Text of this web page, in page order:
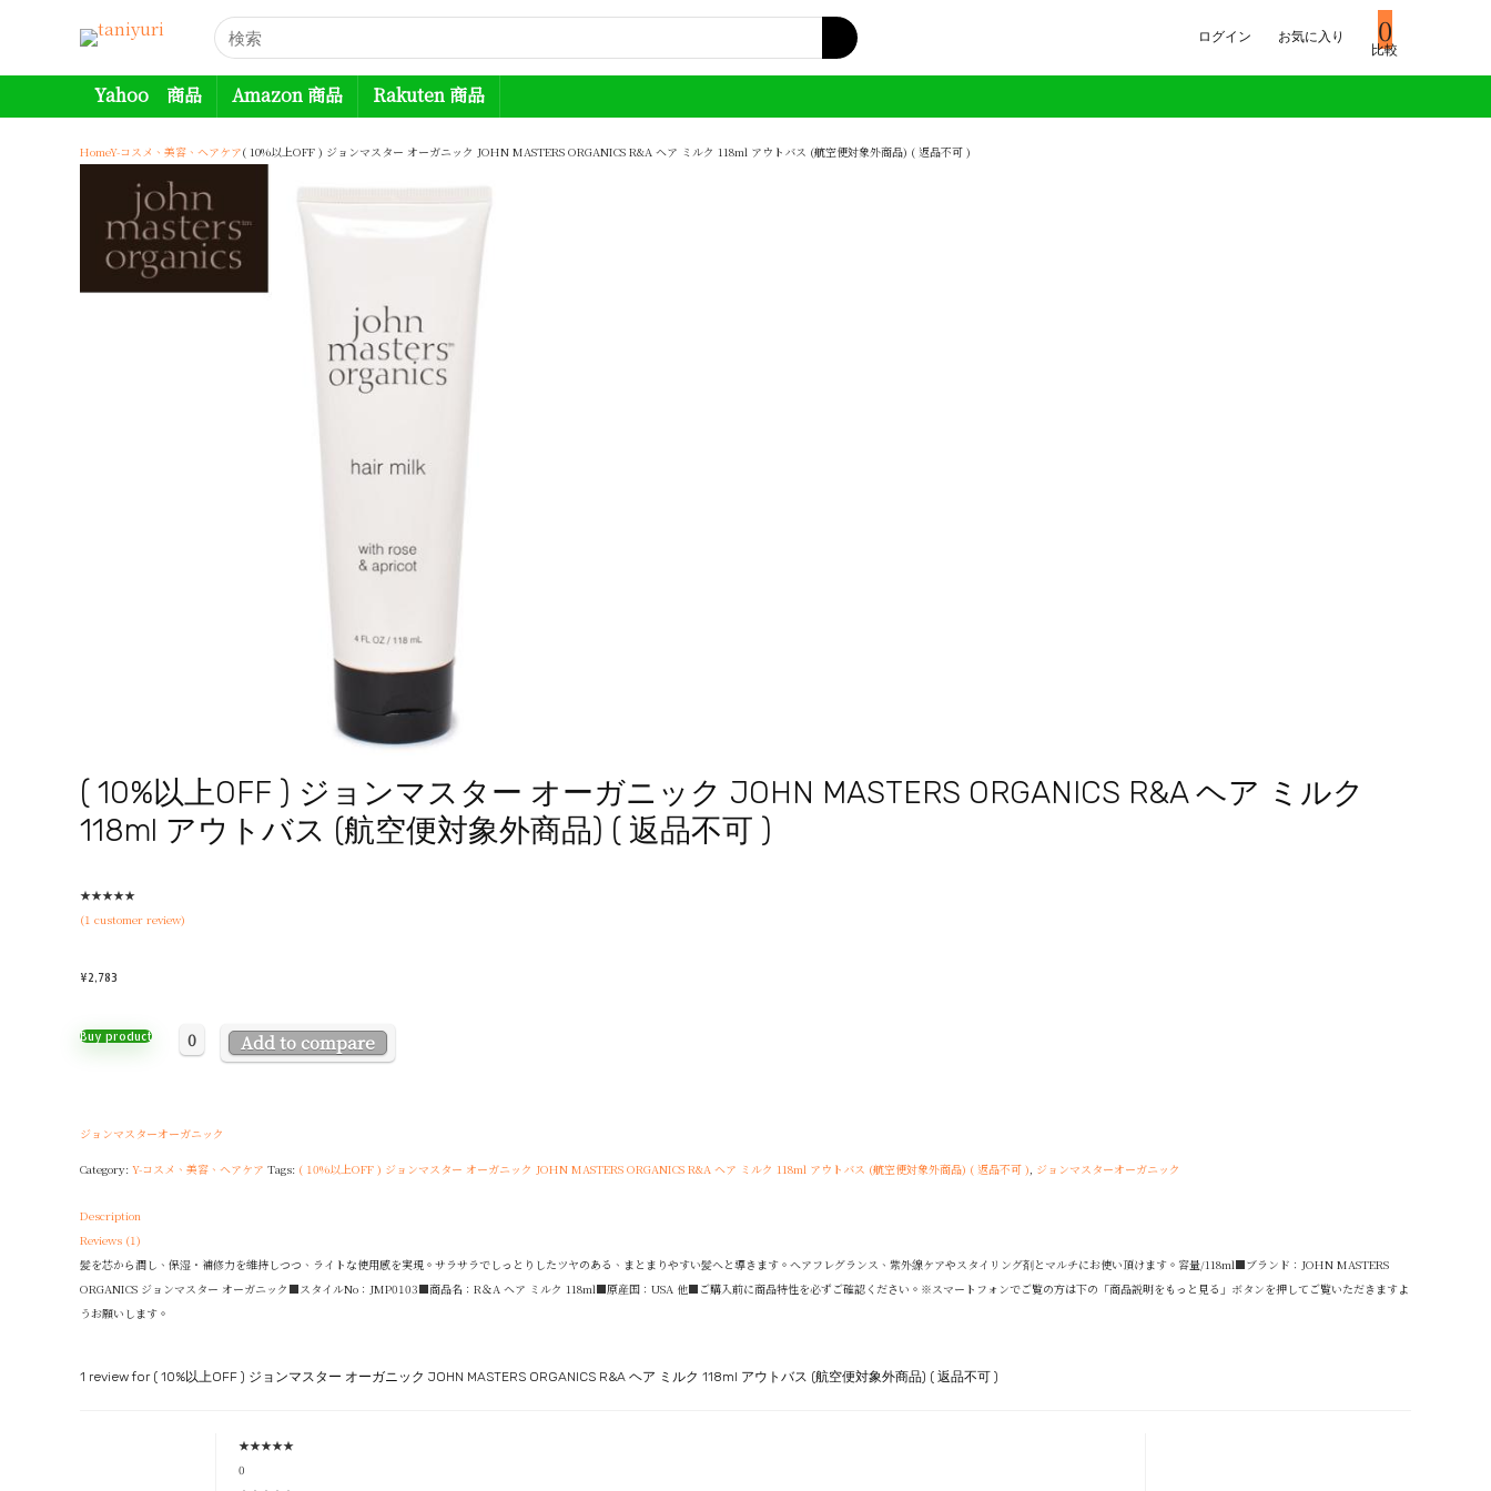
ログイン お気に入り 0
比較
Yahoo 商品 Amazon 商品 Rakuten 商品
HomeY-コスメ、美容、ヘアケア( 10%以上OFF ) ジョンマスター オーガニック JOHN MASTERS ORGANICS R&A ヘア ミルク 118ml アウトバス (航空便対象外商品) ( 返品不可 )
( 10%以上OFF ) ジョンマスター オーガニック JOHN MASTERS ORGANICS R&A ヘア ミルク
118ml アウトバス (航空便対象外商品) ( 返品不可 )
★★★★★
(1 customer review)
¥2,783
Buy product 0 Add to compare
ジョンマスターオーガニック
Category: Y-コスメ、美容、ヘアケア Tags: ( 10%以上OFF ) ジョンマスター オーガニック JOHN MASTERS ORGANICS R&A ヘア ミルク 118ml アウトバス (航空便対象外商品) ( 返品不可 ), ジョンマスターオーガニック
Description
Reviews (1)
髪を芯から潤し、保湿・補修力を維持しつつ、ライトな使用感を実現。サラサラでしっとりしたツヤのある、まとまりやすい髪へと導きます。へアフレグランス、紫外線ケアやスタイリング剤とマルチにお使い頂けます。容量/118ml■ブランド：JOHN MASTERS
ORGANICS ジョンマスター オーガニック■スタイルNo：JMP0103■商品名：R＆A ヘア ミルク 118ml■原産国：USA 他■ご購入前に商品特性を必ずご確認ください。※スマートフォンでご覧の方は下の「商品説明をもっと見る」ボタンを押してご覧いただきますよ
うお願いします。
1 review for ( 10%以上OFF ) ジョンマスター オーガニック JOHN MASTERS ORGANICS R&A ヘア ミルク 118ml アウトバス (航空便対象外商品) ( 返品不可 )
★★★★★
0